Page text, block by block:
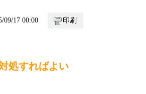
09/17 00:00 印刷
処すればよい